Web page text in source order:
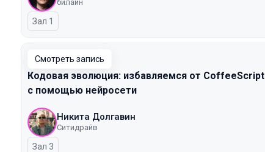
билайн
Зал 1
Смотреть запись
Кодовая эволюция: избавляемся от CoffeeScript
с помощью нейросети
Никита Долгавин
Ситидрайв
Зал 3